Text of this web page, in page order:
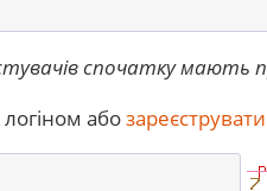
спочатку мають
логіном або